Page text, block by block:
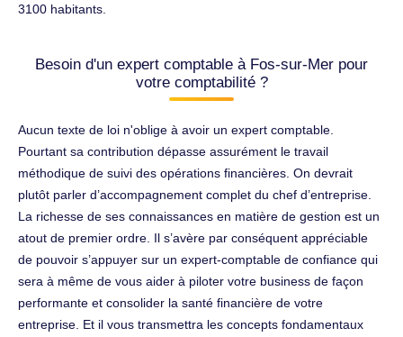
3100 habitants.
Besoin d'un expert comptable à Fos-sur-Mer pour
votre comptabilité ?
Aucun texte de loi n'oblige à avoir un expert comptable.
Pourtant sa contribution dépasse assurément le travail
méthodique de suivi des opérations financières. On devrait
plutôt parler d’accompagnement complet du chef d’entreprise.
La richesse de ses connaissances en matière de gestion est un
atout de premier ordre. Il s’avère par conséquent appréciable
de pouvoir s’appuyer sur un expert-comptable de confiance qui
sera à même de vous aider à piloter votre business de façon
performante et consolider la santé financière de votre
entreprise. Et il vous transmettra les concepts fondamentaux